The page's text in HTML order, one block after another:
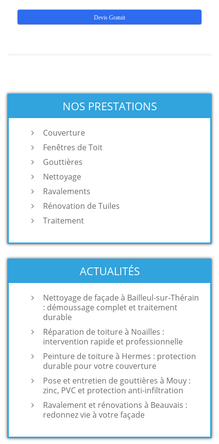
Devis Gratuit
NOS PRESTATIONS
Couverture
Fenêtres de Toit
Gouttières
Nettoyage
Ravalements
Rénovation de Tuiles
Traitement
ACTUALITÉS
Nettoyage de façade à Bailleul-sur-Thérain
: démoussage complet et traitement
durable
Réparation de toiture à Noailles :
intervention rapide et professionnelle
Peinture de toiture à Hermes : protection
durable pour votre couverture
Pose et entretien de gouttières à Mouy :
zinc, PVC et protection anti-infiltration
Ravalement et rénovations à Beauvais :
redonnez vie à votre façade